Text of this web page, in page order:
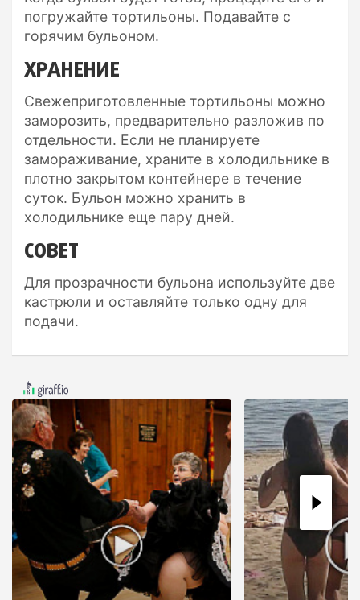
погружайте тортильоны. Подавайте с
горячим бульоном.
ХРАНЕНИЕ
Свежеприготовленные тортильоны можно
заморозить, предварительно разложив по
отдельности. Если не планируете
замораживание, храните в холодильнике в
плотно закрытом контейнере в течение
суток. Бульон можно хранить в
холодильнике еще пару дней.
СОВЕТ
Для прозрачности бульона используйте две
кастрюли и оставляйте только одну для
подачи.